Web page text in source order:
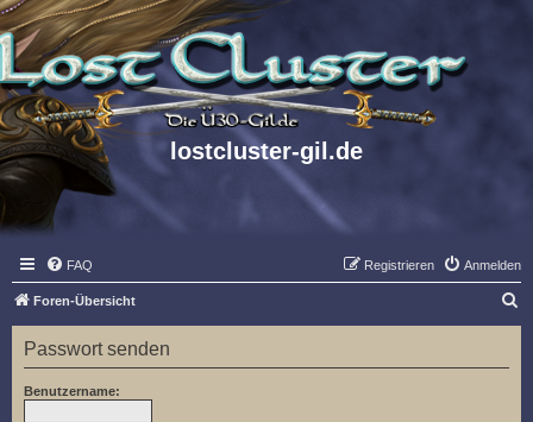
lostcluster-gil.de
FAQ Anmelden
Registrieren
Foren-Übersicht
u
Passwort senden
Benutzername: